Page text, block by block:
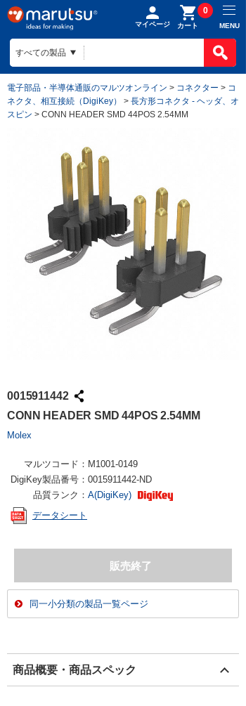
マイページ カート
0
MENU
電子部品・半導体通販のマルツオンライン > コネクター > コ
ネクタ、相互接続（DigiKey）
> 長方形コネクタ - ヘッダ、オ
スピン > CONN HEADER SMD 44POS 2.54MM
0015911442
CONN HEADER SMD 44POS 2.54MM
Molex
マルツコード： M1001-0149
DigiKey製品番号： 0015911442-ND
品質ランク： A(DigiKey)
データシート
同一小分類の製品一覧ページ
商品概要・商品スペック